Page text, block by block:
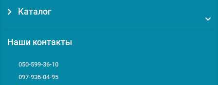
Каталог
Наши контакты
050-599-36-10
097-936-04-95